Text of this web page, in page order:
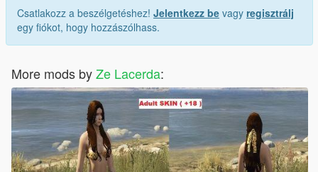
Csatlakozz a beszélgetéshez! Jelentkezz be vagy regisztrálj
egy fiókot, hogy hozzászólhass.
More mods byZe Lacerda: